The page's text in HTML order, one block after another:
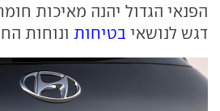
הפנאי הגדול יהנה מאיכות
דגש לנושאי בטיחות ונוחות